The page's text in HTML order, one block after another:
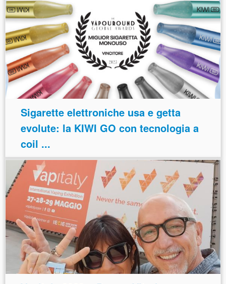
Sigarette elettroniche usa e getta
evolute: la KIWI GO con tecnologia a
coil ...